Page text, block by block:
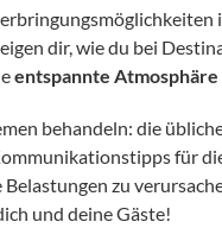
dir, wie du bei
entspannte Atmosphäre
behandeln: die
für
zu
und deine Gäste!